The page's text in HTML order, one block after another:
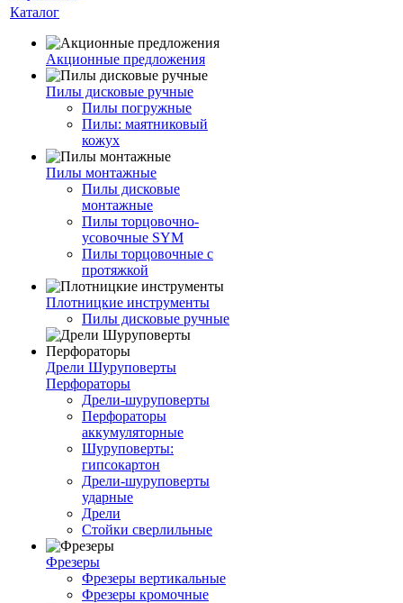
Каталог
Акционные предложения
Пилы дисковые ручные
Пилы погружные
Пилы: маятниковый
кожух
Пилы монтажные
Пилы дисковые
монтажные
Пилы торцовочно-
усовочные SYM
Пилы торцовочные с
протяжкой
Плотницкие инструменты
Пилы дисковые ручные
Дрели Шуруповерты
Перфораторы
Дрели-шуруповерты
Перфораторы
аккумуляторные
Шуруповерты:
гипсокартон
Дрели-шуруповерты
ударные
Дрели
Стойки сверлильные
Фрезеры
Фрезеры вертикальные
Фрезеры кромочные